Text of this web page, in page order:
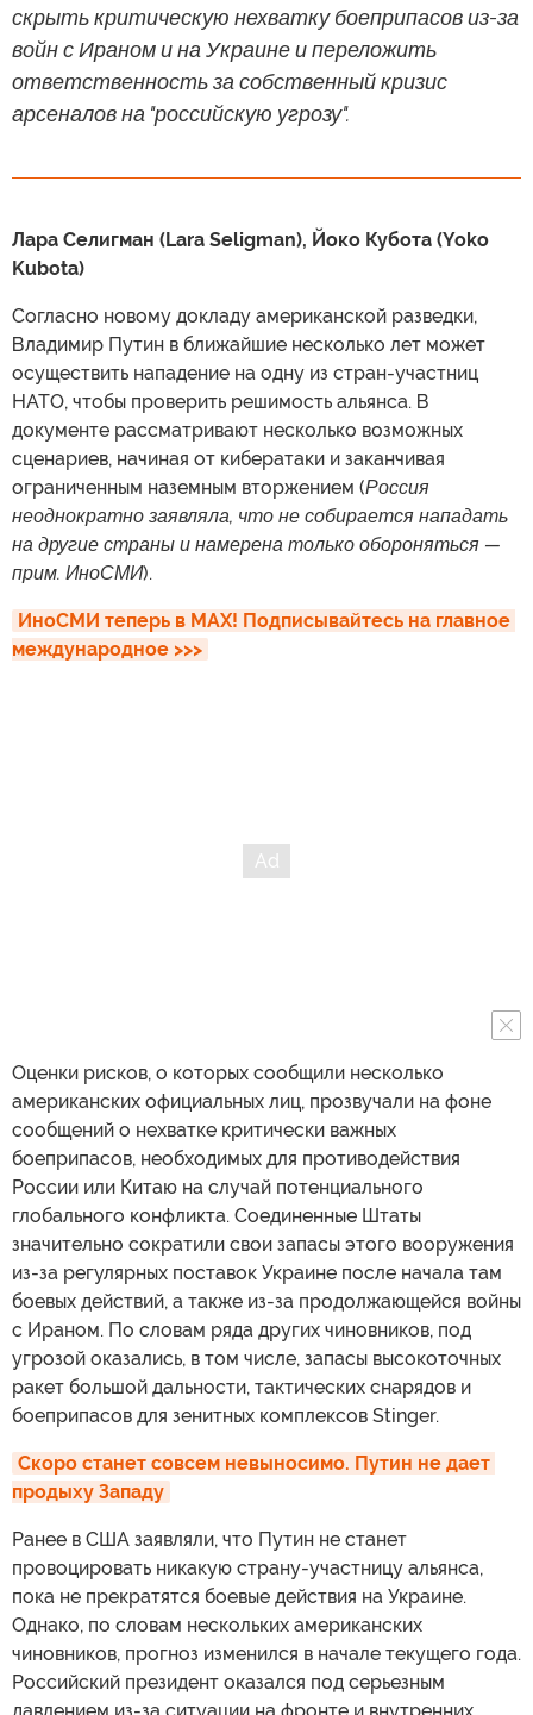
скрыть критическую нехватку боеприпасов из-за
войн с Ираном и на Украине и переложить
ответственность за собственный кризис
арсеналов на "российскую угрозу".
Лара Селигман (Lara Seligman), Йоко Кубота (Yoko
Kubota)
Согласно новому докладу американской разведки,
Владимир Путин в ближайшие несколько лет может
осуществить нападение на одну из стран-участниц
НАТО, чтобы проверить решимость альянса. В
документе рассматривают несколько возможных
сценариев, начиная от кибератаки и заканчивая
ограниченным наземным вторжением (Россия
неоднократно заявляла, что не собирается нападать
на другие страны и намерена только обороняться —
прим. ИноСМИ).
ИноСМИ теперь в MAX! Подписывайтесь на главное
международное >>>
Оценки рисков, о которых сообщили несколько
американских официальных лиц, прозвучали на фоне
сообщений о нехватке критически важных
боеприпасов, необходимых для противодействия
России или Китаю на случай потенциального
глобального конфликта. Соединенные Штаты
значительно сократили свои запасы этого вооружения
из-за регулярных поставок Украине после начала там
боевых действий, а также из-за продолжающейся войны
с Ираном. По словам ряда других чиновников, под
угрозой оказались, в том числе, запасы высокоточных
ракет большой дальности, тактических снарядов и
боеприпасов для зенитных комплексов Stinger.
Скоро станет совсем невыносимо. Путин не дает
продыху Западу
Ранее в США заявляли, что Путин не станет
провоцировать никакую страну-участницу альянса,
пока не прекратятся боевые действия на Украине.
Однако, по словам нескольких американских
чиновников, прогноз изменился в начале текущего года.
Российский президент оказался под серьезным